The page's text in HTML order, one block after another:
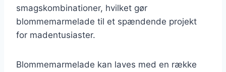
smagskombinationer, hvilket gør
blommemarmelade til et spændende projekt
for madentusiaster.
Blommemarmelade kan laves med en række